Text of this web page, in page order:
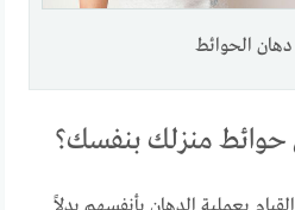
الحوائط
حوائط منزلك بنفسك؟